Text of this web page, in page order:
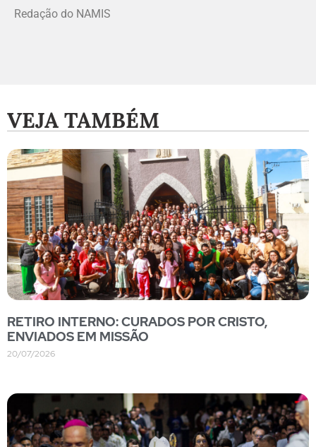
Redação do NAMIS
VEJA TAMBÉM
RETIRO INTERNO: CURADOS POR CRISTO,
ENVIADOS EM MISSÃO
20/07/2026